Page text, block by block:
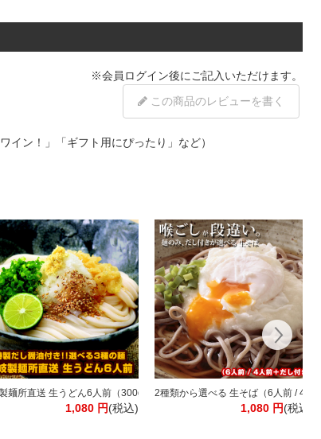
※会員ログイン後にご記入いただけます。
この商品のレビューを書く
イン！」「ギフト用にぴったり」など）
ン 【常温】[WT511]【3～4営業日以内に出荷】[W] ワイン福袋 飲み比
リエ厳選 赤白泡 MIX 合計11本 [常温]【3～4営業日以内に出荷】[W]
麺所直送 生うどん6人前（300g×2P）［だし付き］選べる3種（通常麺
1,080 円(税込)
2種類から選べる 生そば（6人前 / 4人
1,080 円(税込)